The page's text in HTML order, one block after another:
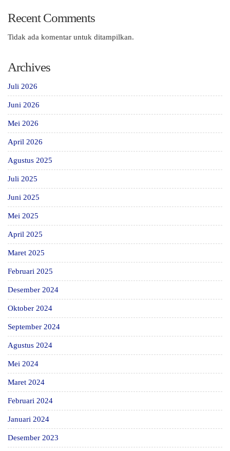
Recent Comments
Tidak ada komentar untuk ditampilkan.
Archives
Juli 2026
Juni 2026
Mei 2026
April 2026
Agustus 2025
Juli 2025
Juni 2025
Mei 2025
April 2025
Maret 2025
Februari 2025
Desember 2024
Oktober 2024
September 2024
Agustus 2024
Mei 2024
Maret 2024
Februari 2024
Januari 2024
Desember 2023